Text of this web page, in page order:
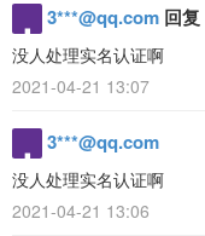
3***@qq.com 回复
没人处理实名认证啊
2021-04-21 13:07
3***@qq.com
没人处理实名认证啊
2021-04-21 13:06